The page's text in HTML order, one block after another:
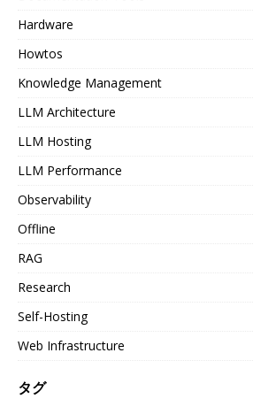
Hardware
Howtos
Knowledge Management
LLM Architecture
LLM Hosting
LLM Performance
Observability
Offline
RAG
Research
Self-Hosting
Web Infrastructure
タグ